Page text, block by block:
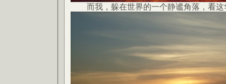
而我，躲在世界的一个静谧角落，看这